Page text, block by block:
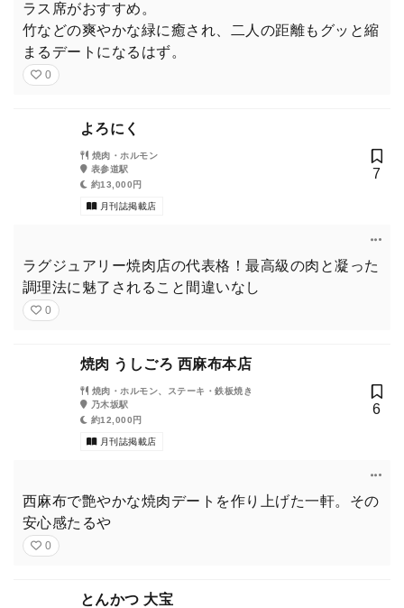
ラス席がおすすめ。
竹などの爽やかな緑に癒され、二人の距離もグッと縮
まるデートになるはず。
0
よろにく
焼肉・ホルモン
表参道駅
約13,000円
月刊誌掲載店
7
ラグジュアリー焼肉店の代表格！最高級の肉と凝った
調理法に魅了されること間違いなし
0
焼肉 うしごろ 西麻布本店
焼肉・ホルモン、ステーキ・鉄板焼き
乃木坂駅
約12,000円
月刊誌掲載店
6
西麻布で艶やかな焼肉デートを作り上げた一軒。その
安心感たるや
0
とんかつ 大宝